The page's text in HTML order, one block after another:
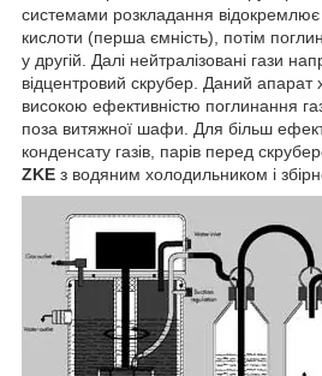
системами розкладання відокремлює
кислоти (перша ємність), потім
у другій. Далі нейтралізовані гази
відцентровий скрубер. Даний апарат
високою ефективністю поглинання
поза витяжної шафи. Для більш
конденсату газів, парів перед
ZKE з водяним холодильником і